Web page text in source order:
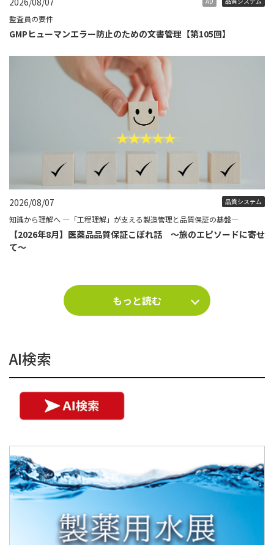
監査員の要件
GMPヒューマンエラー防止のための文書管理【第105回】
2026/08/07 品質システム
知識から理解へ ―「工程理解」が支える製造管理と品質保証の基盤―
【2026年8月】医薬品品質保証こぼれ話 ～旅のエピソードに寄せ
て～
もっと読む
AI検索